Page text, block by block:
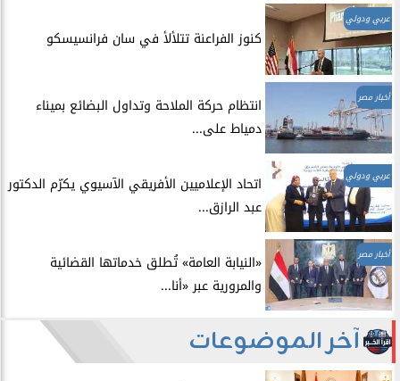
عربي ودولي
​كنوز الفراعنة تتلألأ في سان فرانسيسكو
أخبار مصر
انتظام حركة الملاحة وتداول البضائع بميناء
دمياط على...
عربي ودولي
اتحاد الإعلاميين الأفريقي الآسيوي يكرّم الدكتور
عبد الرازق...
أخبار مصر
​«النيابة العامة» تُطلق خدماتها القضائية
والمرورية عبر «أنا...
آخر الموضوعات